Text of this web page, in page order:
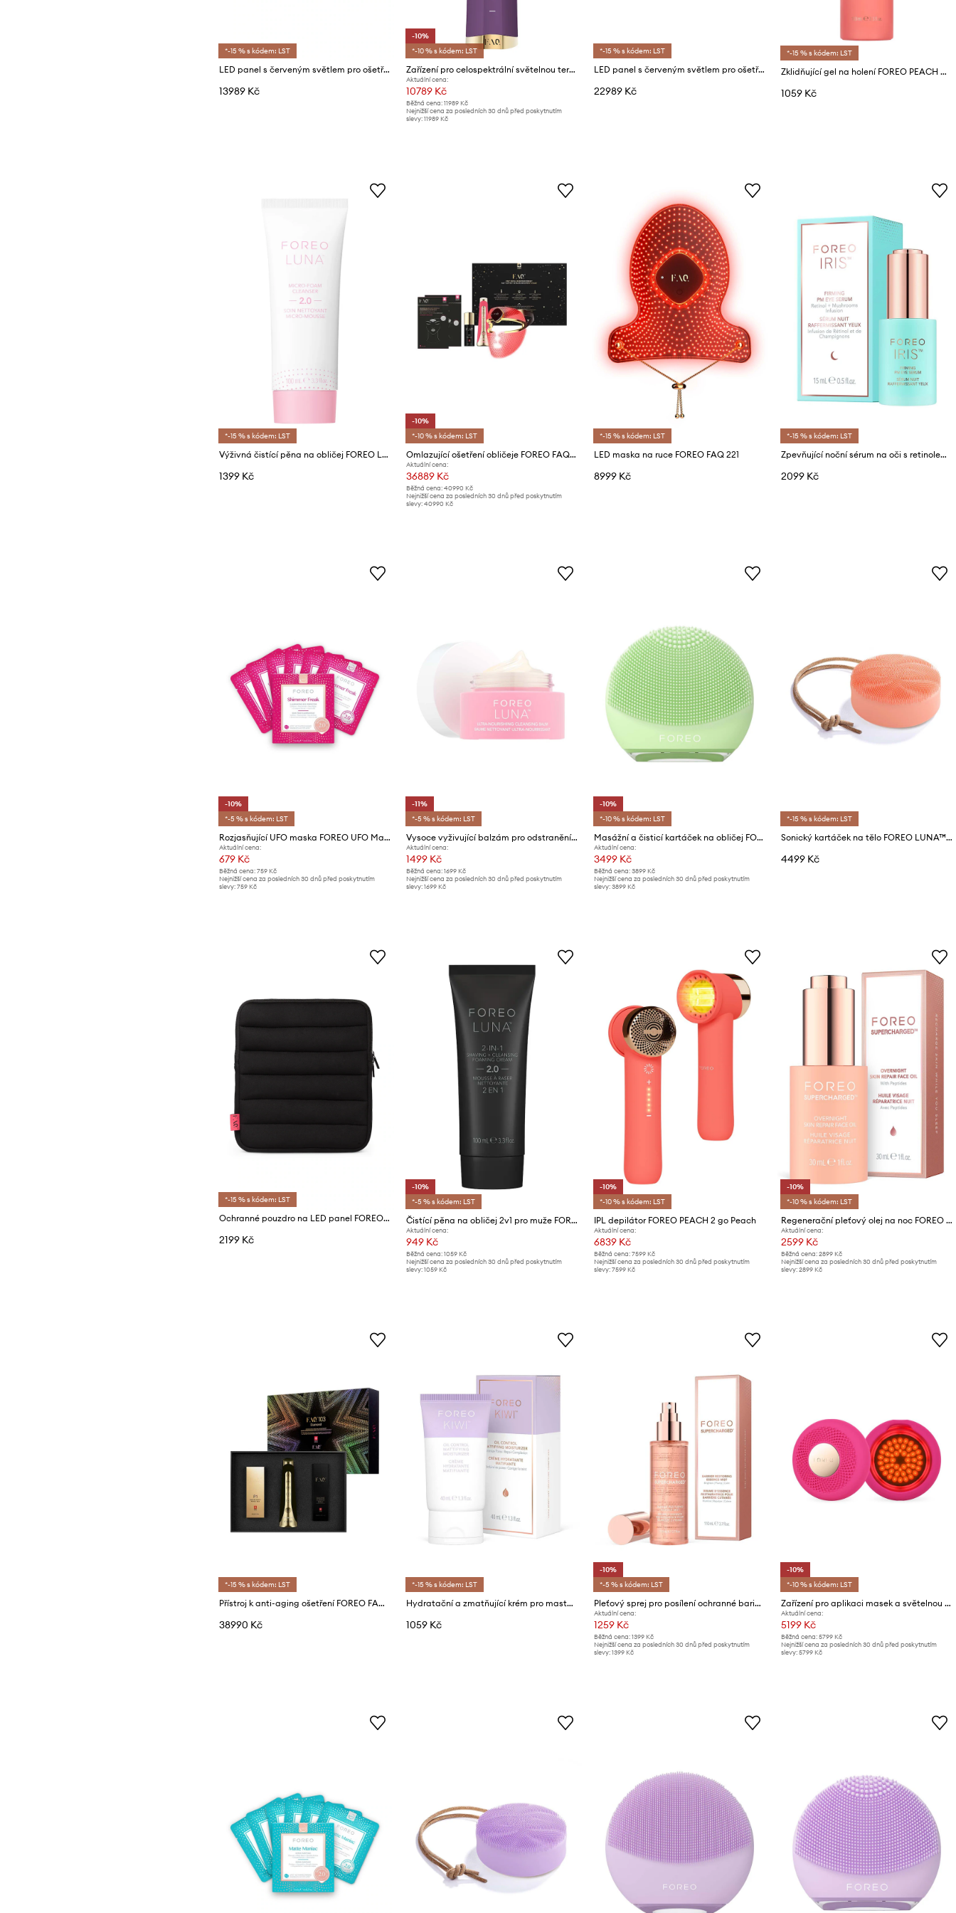
*-15 % s kódem: LST
LED panel s červeným světlem pro ošetření obličeje a těla FOREO FAQ LED Panel
13989 Kč
-10%
*-10 % s kódem: LST
Zařízení pro celospektrální světelnou terapii FOREO FAQ 501
Aktuální cena:
10789 Kč
Běžná cena: 11989 Kč
Nejnižší cena za posledních 30 dnů před poskytnutím
slevy: 11989 Kč
*-15 % s kódem: LST
LED panel s červeným světlem pro ošetření obličeje a těla FOREO FAQ Dual LED Panel
22989 Kč
*-15 % s kódem: LST
Zklidňující gel na holení FOREO PEACH Cooling Prep Gel 100ml
1059 Kč
*-15 % s kódem: LST
Výživná čistící pěna na obličej FOREO LUNA Micro-Foam Cleanser 2.0 100ml GL
1399 Kč
-10%
*-10 % s kódem: LST
Omlazující ošetření obličeje FOREO FAQ Facial Rejuvenation Set
Aktuální cena:
36889 Kč
Běžná cena: 40990 Kč
Nejnižší cena za posledních 30 dnů před poskytnutím
slevy: 40990 Kč
*-15 % s kódem: LST
LED maska na ruce FOREO FAQ 221
8999 Kč
*-15 % s kódem: LST
Zpevňující noční sérum na oči s retinolem FOREO IRIS™ Firming PM Eye Serum,15 ml
2099 Kč
-10%
*-5 % s kódem: LST
Rozjasňující UFO maska FOREO UFO Masks Shimmer Freak 2.0 6-pack
Aktuální cena:
679 Kč
Běžná cena: 759 Kč
Nejnižší cena za posledních 30 dnů před poskytnutím
slevy: 759 Kč
-11%
*-5 % s kódem: LST
Vysoce vyživující balzám pro odstranění make-upu FOREO LUNA Ultra-Nourishing Cleansing Balm,15 ml
Aktuální cena:
1499 Kč
Běžná cena: 1699 Kč
Nejnižší cena za posledních 30 dnů před poskytnutím
slevy: 1699 Kč
-10%
*-10 % s kódem: LST
Masážní a čisticí kartáček na obličej FOREO LUNA™ 4 Go
Aktuální cena:
3499 Kč
Běžná cena: 3899 Kč
Nejnižší cena za posledních 30 dnů před poskytnutím
slevy: 3899 Kč
*-15 % s kódem: LST
Sonický kartáček na tělo FOREO LUNA™ 4 Body
4499 Kč
*-15 % s kódem: LST
Ochranné pouzdro na LED panel FOREO FAQ LED Panel Protective Sleeve
2199 Kč
-10%
*-5 % s kódem: LST
Čistící pěna na obličej 2v1 pro muže FOREO LUNA™ 2-in-1 Shaving + Cleansing Foaming Cream 100 ml
Aktuální cena:
949 Kč
Běžná cena: 1059 Kč
Nejnižší cena za posledních 30 dnů před poskytnutím
slevy: 1059 Kč
-10%
*-10 % s kódem: LST
IPL depilátor FOREO PEACH 2 go Peach
Aktuální cena:
6839 Kč
Běžná cena: 7599 Kč
Nejnižší cena za posledních 30 dnů před poskytnutím
slevy: 7599 Kč
-10%
*-10 % s kódem: LST
Regenerační pleťový olej na noc FOREO SUPERCHARGED Overnight Skin Repair Face Oil 30mL
Aktuální cena:
2599 Kč
Běžná cena: 2899 Kč
Nejnižší cena za posledních 30 dnů před poskytnutím
slevy: 2899 Kč
*-15 % s kódem: LST
Přístroj k anti-aging ošetření FOREO FAQ 103 Diamond Set (Black Diamond)
38990 Kč
*-15 % s kódem: LST
Hydratační a zmatňující krém pro mastnou pleť FOREO KIWI Oil Control Mattifying Moisturizer 40mL
1059 Kč
-10%
*-5 % s kódem: LST
Pleťový sprej pro posílení ochranné bariéry FOREO SUPERCHARGED Barrier Restoring Essence Mist 110mL
Aktuální cena:
1259 Kč
Běžná cena: 1399 Kč
Nejnižší cena za posledních 30 dnů před poskytnutím
slevy: 1399 Kč
-10%
*-10 % s kódem: LST
Zařízení pro aplikaci masek a světelnou terapii FOREO UFO™ 3 LED
Aktuální cena:
5199 Kč
Běžná cena: 5799 Kč
Nejnižší cena za posledních 30 dnů před poskytnutím
slevy: 5799 Kč